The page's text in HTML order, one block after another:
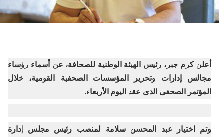
أعلن كرم جبر، رئيس الهيئة الوطنية للصحافة، عن أسماء رؤساء
مجالس إدارات وتحرير المؤسسات الصحفية القومية، خلال
المؤتمر الصحفى الذى عقد اليوم الأربعاء.
وتم اختيار عبد المحسن سلامة لمنصب رئيس مجلس إدارة